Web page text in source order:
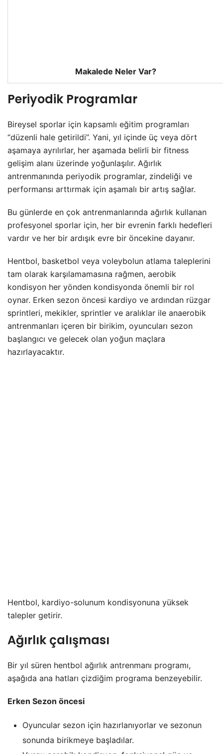
Makalede Neler Var?
Periyodik Programlar
Bireysel sporlar için kapsamlı eğitim programları
“düzenli hale getirildi”. Yani, yıl içinde üç veya dört
aşamaya ayrılırlar, her aşamada belirli bir fitness
gelişim alanı üzerinde yoğunlaşılır. Ağırlık
antrenmanında periyodik programlar, zindeliği ve
performansı arttırmak için aşamalı bir artış sağlar.
Bu günlerde en çok antrenmanlarında ağırlık kullanan
profesyonel sporlar için, her bir evrenin farklı hedefleri
vardır ve her bir ardışık evre bir öncekine dayanır.
Hentbol, basketbol veya voleybolun atlama taleplerini
tam olarak karşılamamasına rağmen, aerobik
kondisyon her yönden kondisyonda önemli bir rol
oynar. Erken sezon öncesi kardiyo ve ardından rüzgar
sprintleri, mekikler, sprintler ve aralıklar ile anaerobik
antrenmanları içeren bir birikim, oyuncuları sezon
başlangıcı ve gelecek olan yoğun maçlara
hazırlayacaktır.
Hentbol, kardiyo-solunum kondisyonuna yüksek
talepler getirir.
Ağırlık çalışması
Bir yıl süren hentbol ağırlık antrenmanı programı,
aşağıda ana hatları çizdiğim programa benzeyebilir.
Erken Sezon öncesi
Oyuncular sezon için hazırlanıyorlar ve sezonun
sonunda birikmeye başladılar.